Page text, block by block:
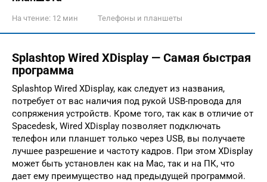
На чтение: 12 мин Телефоны и планшеты
Splashtop Wired XDisplay — Самая быстрая
программа
Splashtop Wired XDisplay, как следует из названия,
потребует от вас наличия под рукой USB-провода для
сопряжения устройств. Кроме того, так как в отличие от
Spacedesk, Wired XDisplay позволяет подключать
телефон или планшет только через USB, вы получаете
лучшее разрешение и частоту кадров. При этом XDisplay
может быть установлен как на Mac, так и на ПК, что
дает ему преимущество над предыдущей программой.